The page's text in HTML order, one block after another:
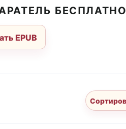
БЕСПЛАТНО
EPUB